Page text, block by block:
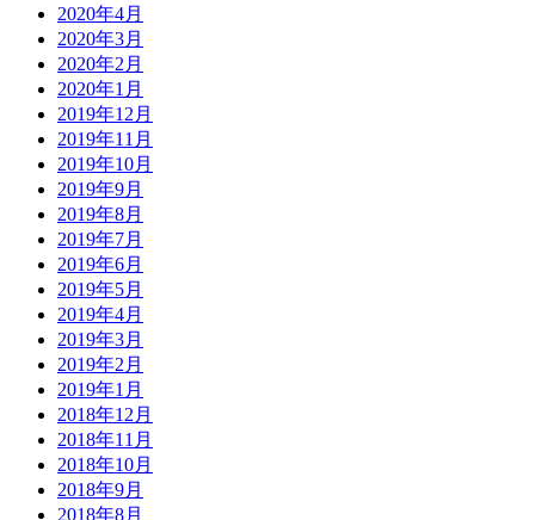
2020年4月
2020年3月
2020年2月
2020年1月
2019年12月
2019年11月
2019年10月
2019年9月
2019年8月
2019年7月
2019年6月
2019年5月
2019年4月
2019年3月
2019年2月
2019年1月
2018年12月
2018年11月
2018年10月
2018年9月
2018年8月